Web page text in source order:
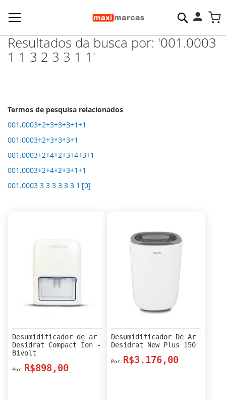
Pesquisa
Resultados da busca por: '001.0003
1 1 3 2 3 3 1 1'
Termos de pesquisa relacionados
001.0003+2+3+3+3+1+1
001.0003+2+3+3+3+1
001.0003+2+4+2+3+4+3+1
001.0003+2+4+2+3+1+1
001.0003 3 3 3 3 3 3 1'[0]
Desumidificador de ar
Desidrat Compact Íon -
Bivolt
R$898,00
Desumidificador De Ar
Desidrat New Plus 150
R$3.176,00